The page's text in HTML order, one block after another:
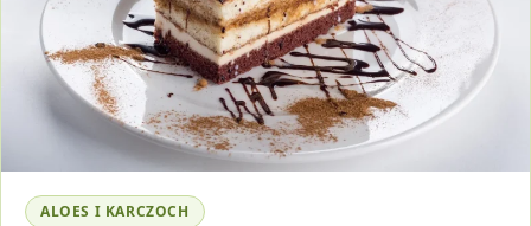
ALOES I KARCZOCH